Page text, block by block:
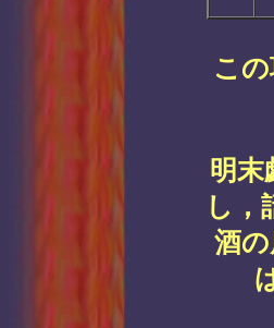
こ
明末
し，
酒